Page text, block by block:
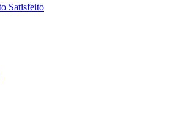
Satisfeito